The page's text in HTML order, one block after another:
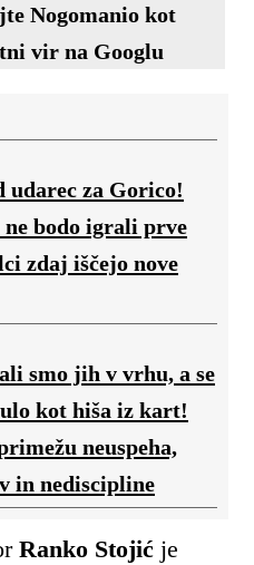
Nogomanio kot
vir na Googlu
udarec za Gorico!
bodo igrali prve
zdaj iščejo nove
smo jih v vrhu, a se
kot hiša iz kart!
neuspeha,
in nediscipline
Ranko Stojićje